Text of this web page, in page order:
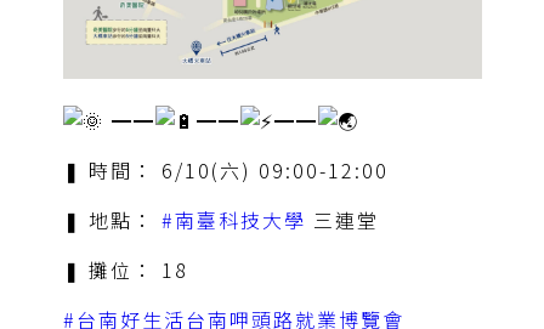
━━ ━━
━━
❚ 時間： 6/10(六) 09:00-12:00
❚ 地點： #南臺科技大學 三連堂
❚ 攤位： 18
#台南好生活台南呷頭路就業博覽會